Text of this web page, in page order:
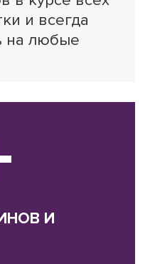
и всегда
на любые
И